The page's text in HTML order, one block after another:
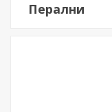
Перални